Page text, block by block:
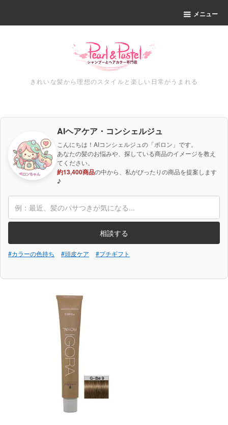
メニュー
きれいな髪から理想のスタイルと楽しい日常がうまれる
AIヘアケア・コンシェルジュ
こんにちは！AIコンシェルジュの「ポロン」です。
あなたの髪のお悩みや、探している商品のイメージを教え
てください。
約13,400商品の中から、私がぴったりの商品を提案します
♪
相談する
#カラーの色持ち #頭皮ケア #プチギフト